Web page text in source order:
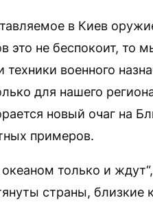
в Киев
это не беспокоит, то
военного
для нашего
новый очаг на
примеров.
только и
страны, близкие